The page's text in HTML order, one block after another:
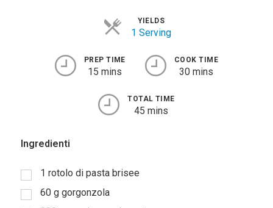
YIELDS
1 Serving
PREP TIME
15 mins
COOK TIME
30 mins
TOTAL TIME
45 mins
Ingredienti
1 rotolo di pasta brisee
60 g gorgonzola